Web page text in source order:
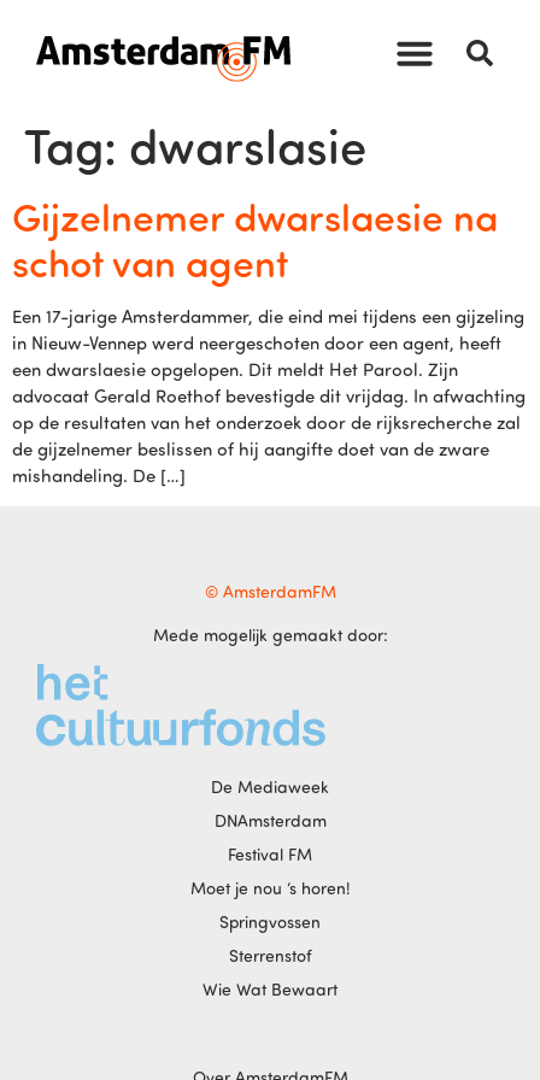
Tag: dwarslasie
Gijzelnemer dwarslaesie na
schot van agent
Een 17-jarige Amsterdammer, die eind mei tijdens een gijzeling
in Nieuw-Vennep werd neergeschoten door een agent, heeft
een dwarslaesie opgelopen. Dit meldt Het Parool. Zijn
advocaat Gerald Roethof bevestigde dit vrijdag. In afwachting
op de resultaten van het onderzoek door de rijksrecherche zal
de gijzelnemer beslissen of hij aangifte doet van de zware
mishandeling. De […]
© AmsterdamFM
Mede mogelijk gemaakt door:
De Mediaweek
DNAmsterdam
Festival FM
Moet je nou ‘s horen!
Springvossen
Sterrenstof
Wie Wat Bewaart